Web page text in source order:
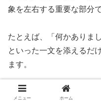
象を左右する重要な部分で
たとえば、「何かありま
といった一文を添えるだ
ます。
署名構成
メニュー ホーム